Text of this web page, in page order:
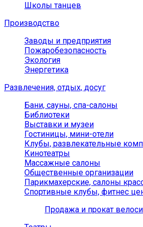
Школы танцев
Производство
Заводы и предприятия
Пожаробезопасность
Экология
Энергетика
Развлечения, отдых, досуг
Бани, сауны, спа-салоны
Библиотеки
Выставки и музеи
Гостиницы, мини-отели
Клубы, развлекательные
Кинотеатры
Массажные салоны
Общественные организации
Парикмахерские, салоны
Спортивные клубы, фитнес
Продажа и прокат